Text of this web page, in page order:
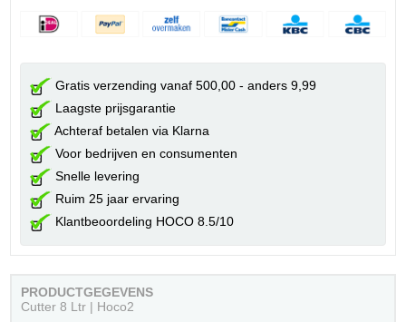
Gratis verzending vanaf 500,00 - anders 9,99
Laagste prijsgarantie
Achteraf betalen via Klarna
Voor bedrijven en consumenten
Snelle levering
Ruim 25 jaar ervaring
Klantbeoordeling HOCO 8.5/10
PRODUCTGEGEVENS
Cutter 8 Ltr | Hoco2